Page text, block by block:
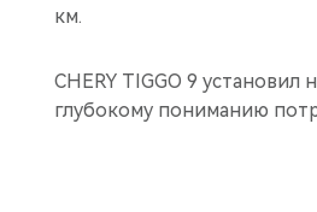
км.
CHERY TIGGO 9
глубокому пониманию